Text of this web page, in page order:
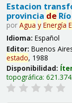
Estacion
provincia de
por Agua y Energía
Idioma: Español
Editor: Buenos
estado, 1988
Disponibilidad:
topográfica: